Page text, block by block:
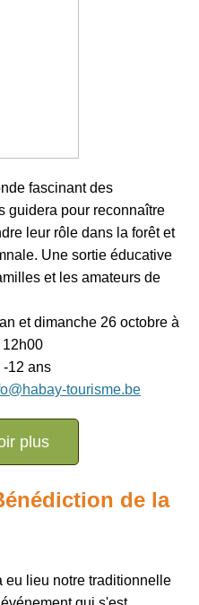
fascinant des
guidera pour reconnaître
leur rôle dans la forêt et
Une sortie éducative
et les amateurs de
et dimanche 26 octobre à
12h00
-12 ans
tourisme.be
plus
de la
eu lieu notre traditionnelle